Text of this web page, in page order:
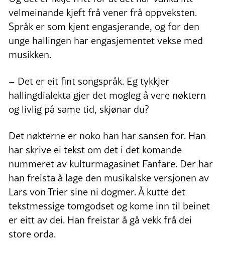
velmeinande kjeft frå vener frå oppveksten.
Språk er som kjent engasjerande, og for den
unge hallingen har engasjementet vekse med
musikken.
– Det er eit fint songspråk. Eg tykkjer
hallingdialekta gjer det mogleg å vere nøktern
og livlig på same tid, skjønar du?
Det nøkterne er noko han har sansen for. Han
har skrive ei tekst om det i det komande
nummeret av kulturmagasinet Fanfare. Der har
han freista å lage den musikalske versjonen av
Lars von Trier sine ni dogmer. Å kutte det
tekstmessige tomgodset og kome inn til beinet
er eitt av dei. Han freistar å gå vekk frå dei
store orda.